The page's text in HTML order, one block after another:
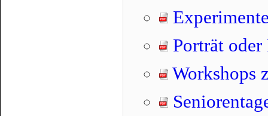
Porträt oder
Workshops